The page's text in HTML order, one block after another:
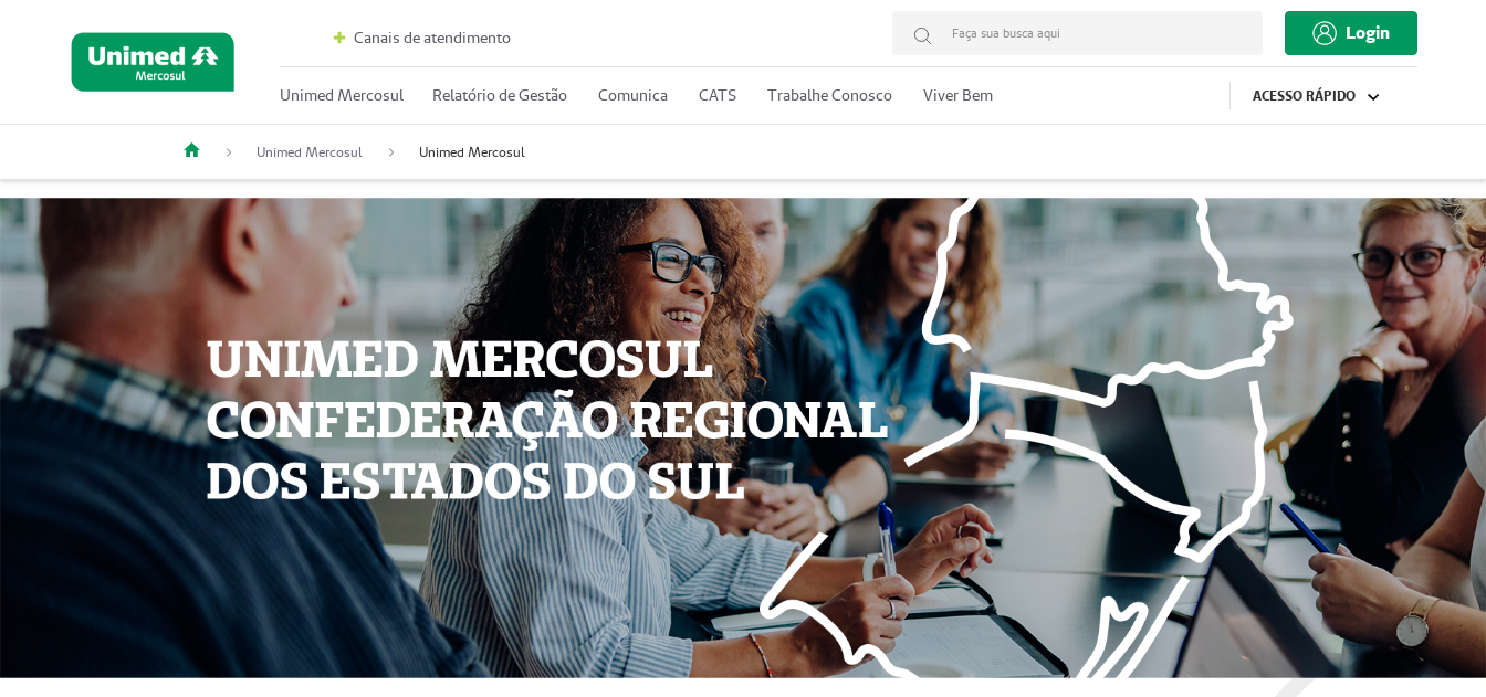
Canais de atendimento Faça sua busca aqui Login
Unimed Mercosul Relatório de Gestão Comunica CATS Trabalhe Conosco Viver Bem ACESSO RÁPIDO
Unimed Mercosul Unimed Mercosul